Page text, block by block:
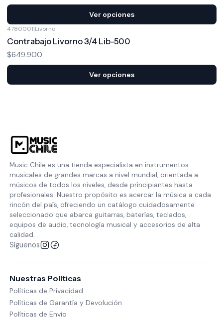
Ver opciones
4780001|Livorno
Contrabajo Livorno 3/4 Lib-500
$649.900
Ver opciones
Music Chile es una tienda especialista en instrumentos
musicales de grandes marcas a nivel mundial, orientada a
músicos de todos los niveles, desde principiantes hasta
profesionales. Nuestro propósito es acercar la música a cada
rincón del país, ofreciendo un catálogo cuidadosamente
seleccionado que abarca guitarras, baterías, teclados,
equipos de audio, tecnología musical y accesorios de alta
calidad.
Síguenos
Nuestras Políticas
Políticas de Privacidad
Políticas de Garantía y Devolución
Políticas de Envío